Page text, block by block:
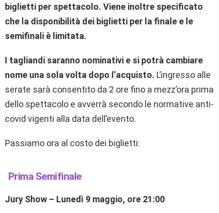
biglietti per spettacolo. Viene inoltre specificato
che la disponibilità dei biglietti per la finale e le
semifinali è limitata.
I tagliandi saranno nominativi e si potrà cambiare
nome una sola volta dopo l’acquisto. L’ingresso alle
serate sarà consentito da 2 ore fino a mezz’ora prima
dello spettacolo e avverrà secondo le normative anti-
covid vigenti alla data dell’evento.
Passiamo ora al costo dei biglietti:
Prima Semifinale
Jury Show – Lunedì 9 maggio, ore 21:00